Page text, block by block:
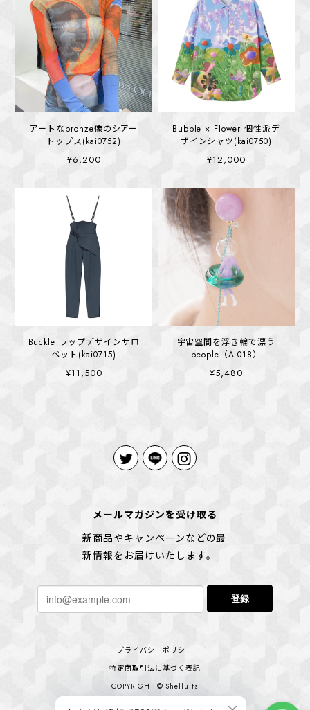
アートなbronze像のシアー
トップス(kai0752)
¥6,200
Bubble × Flower 個性派デ
ザインシャツ(kai0750)
¥12,000
Buckle ラップデザインサロ
ペット(kai0715)
¥11,500
宇宙空間を浮き輪で漂う
people（A-018）
¥5,480
メールマガジンを受け取る
新商品やキャンペーンなどの最
新情報をお届けいたします。
登録
プライバシーポリシー
特定商取引法に基づく表記
COPYRIGHT © Shelluits